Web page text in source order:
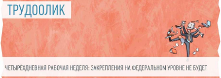
07.08 Госпошлину за устранение ошибок в документах предлагают
отменить#новости
07.08
Важно
Разработают единые критерии трудовых и ГПХ-
#новости